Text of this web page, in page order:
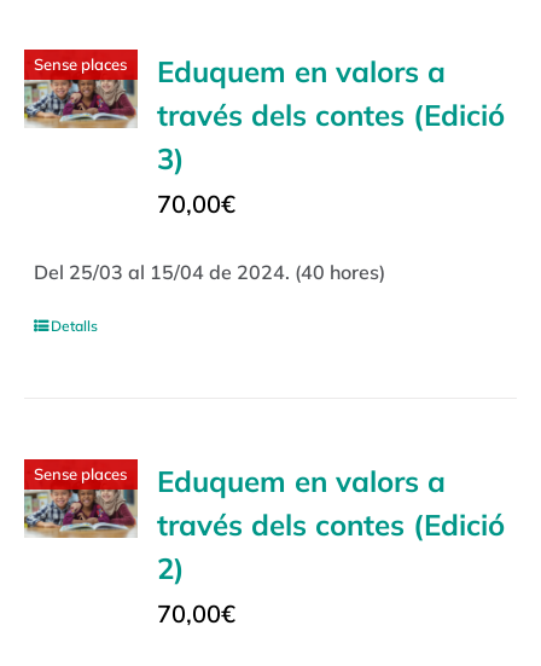
Sense places
Eduquem en valors a
través dels contes (Edició
3)
70,00€
Del 25/03 al 15/04 de 2024. (40 hores)
Detalls
Sense places
Eduquem en valors a
través dels contes (Edició
2)
70,00€